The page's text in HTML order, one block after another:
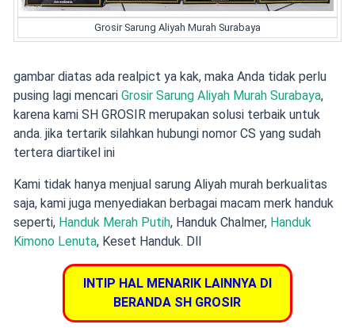
Grosir Sarung Aliyah Murah Surabaya
gambar diatas ada realpict ya kak, maka Anda tidak perlu
pusing lagi mencari Grosir Sarung Aliyah Murah Surabaya,
karena kami SH GROSIR merupakan solusi terbaik untuk
anda. jika tertarik silahkan hubungi nomor CS yang sudah
tertera diartikel ini
Kami tidak hanya menjual sarung Aliyah murah berkualitas
saja, kami juga menyediakan berbagai macam merk handuk
seperti, Handuk Merah Putih, Handuk Chalmer, Handuk
Kimono Lenuta, Keset Handuk. Dll
INTIP HAL MENARIK LAINNYA DI
BERANDA SH GROSIR